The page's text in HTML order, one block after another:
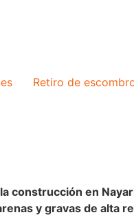
Retiro de
construcción en
y gravas de alta